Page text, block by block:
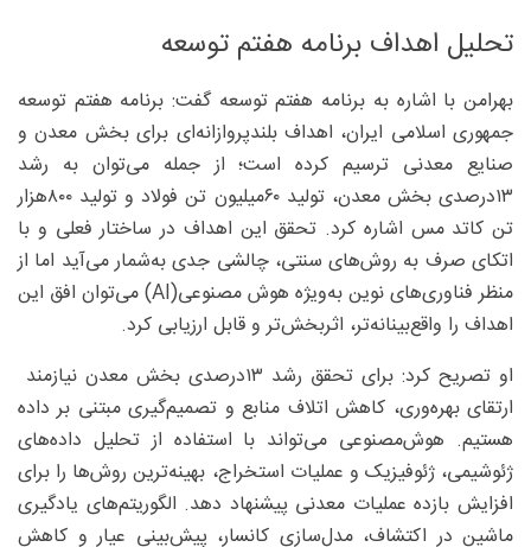
تحلیل اهداف برنامه هفتم توسعه
بهرامن با اشاره به برنامه هفتم توسعه گفت: برنامه هفتم توسعه
جمهوری اسلامی ایران، اهداف بلندپروازانه‌ای برای بخش معدن و
صنایع معدنی ترسیم کرده است؛ از جمله می‌توان به رشد
۱۳‌درصدی بخش معدن، تولید ۶۰‌میلیون تن فولاد و تولید ۸۰۰‌هزار
تن کاتد مس اشاره کرد. تحقق این اهداف در ساختار فعلی و با
اتکای صرف به روش‌های سنتی، چالشی جدی به‌شمار می‌آید اما از
منظر فناوری‌های نوین به‌‌ویژه هوش مصنوعی(AI) می‌توان افق این
اهداف را واقع‌بینانه‌تر، اثربخش‌تر و قابل ارزیابی کرد.
او تصریح کرد: برای تحقق رشد ۱۳‌درصدی بخش معدن نیازمند
ارتقای بهره‌وری، کاهش اتلاف منابع و تصمیم‌گیری مبتنی بر داده
هستیم. هوش‌مصنوعی می‌تواند با استفاده از تحلیل داده‌های
ژئوشیمی، ژئوفیزیک و عملیات استخراج، بهینه‌ترین روش‌ها را برای
افزایش بازده عملیات معدنی پیشنهاد دهد. الگوریتم‌های یادگیری
ماشین در اکتشاف، مدل‌سازی کانسار، پیش‌بینی عیار و کاهش